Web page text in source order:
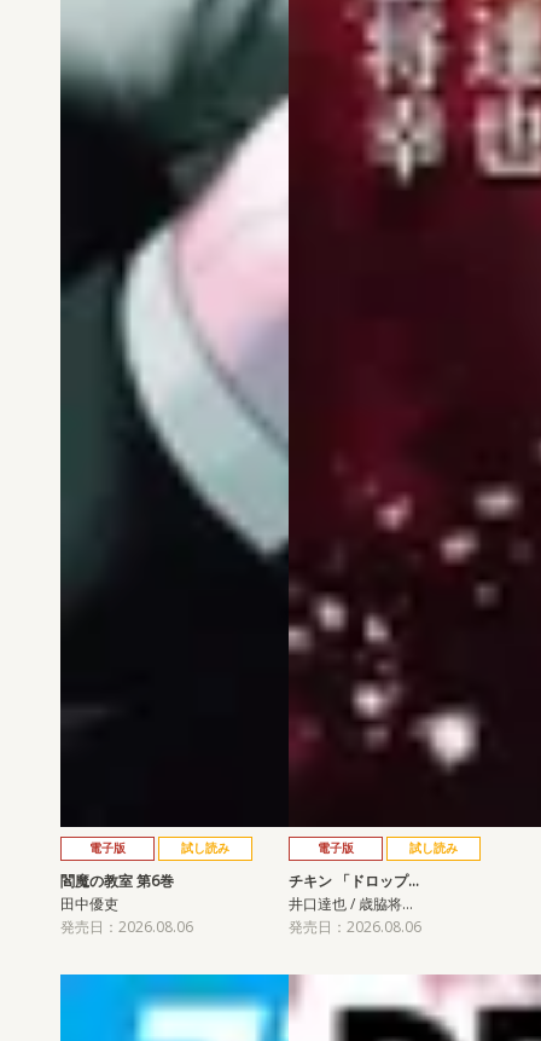
電子版 試し読み
閻魔の教室 第6巻
田中優吏
発売日：2026.08.06
電子版 試し読み
チキン 「ドロップ…
井口達也 / 歳脇将…
発売日：2026.08.06